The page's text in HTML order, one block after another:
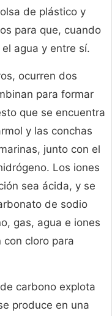
de plástico y
para que, cuando
agua y entre sí.
ocurren dos
para formar
que se encuentra
y las conchas
junto con el
Los iones
sea ácida, y se
de sodio
gas, agua e iones
cloro para
carbono explota
produce en una